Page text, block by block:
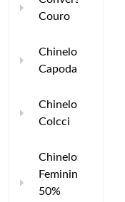
Couro
Chinelo
Capodarte
Chinelo
Colcci
Chinelos
Femininos
50%